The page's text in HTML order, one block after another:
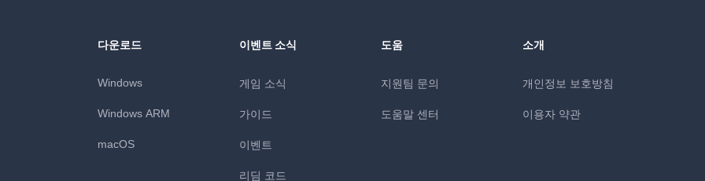
다운로드
Windows
Windows ARM
macOS
이벤트 소식
게임 소식
가이드
이벤트
리딤 코드
도움
지원팀 문의
도움말 센터
소개
개인정보 보호방침
이용자 약관